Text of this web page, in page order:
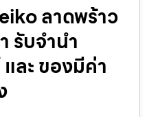
ลาดพร้าว
รับจำนำ
ละ ของมีค่า